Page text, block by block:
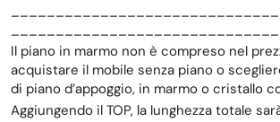
Il piano in marmo non è compreso nel
acquistare il mobile senza piano o
di piano d’appoggio, in marmo o cristallo
Aggiungendo il TOP, la lunghezza totale